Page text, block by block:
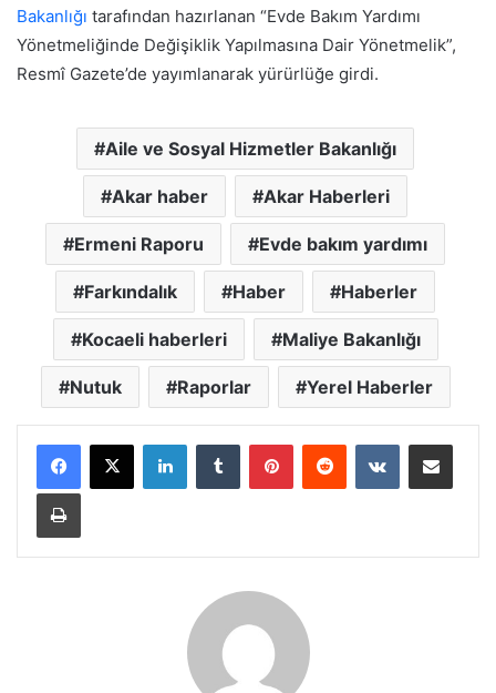
Bakanlığı tarafından hazırlanan “Evde Bakım Yardımı
Yönetmeliğinde Değişiklik Yapılmasına Dair Yönetmelik”,
Resmî Gazete’de yayımlanarak yürürlüğe girdi.
Aile ve Sosyal Hizmetler Bakanlığı
Akar haber Akar Haberleri
Ermeni Raporu Evde bakım yardımı
Farkındalık Haber Haberler
Kocaeli haberleri Maliye Bakanlığı
Nutuk Raporlar Yerel Haberler